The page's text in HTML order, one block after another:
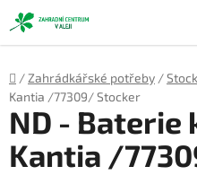
Přejít
na
obsah
Domů
/ Zahrádkářské potřeby /
Kantia /77309/ Stocker
ND - Baterie
Kantia /